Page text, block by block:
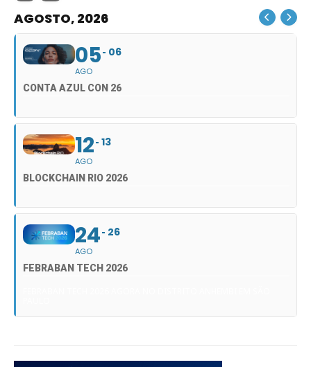
AGOSTO, 2026
05
AGO
06
CONTA AZUL CON 26
12
AGO
13
BLOCKCHAIN RIO 2026
24
AGO
26
FEBRABAN TECH 2026